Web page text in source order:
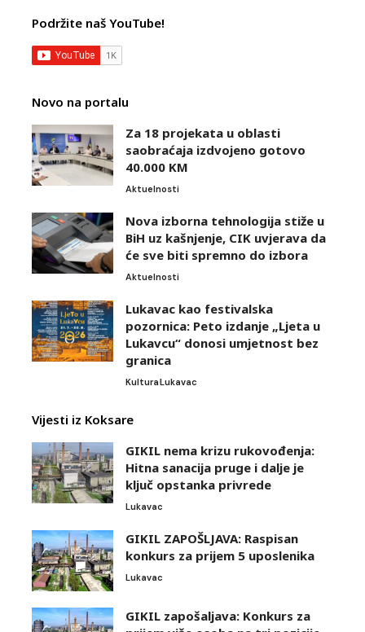
Podržite naš YouTube!
Novo na portalu
Za 18 projekata u oblasti
saobraćaja izdvojeno gotovo
40.000 KM
Aktuelnosti
Nova izborna tehnologija stiže u
BiH uz kašnjenje, CIK uvjerava da
će sve biti spremno do izbora
Aktuelnosti
Lukavac kao festivalska
pozornica: Peto izdanje „Ljeta u
Lukavcu“ donosi umjetnost bez
granica
KulturaLukavac
Vijesti iz Koksare
GIKIL nema krizu rukovođenja:
Hitna sanacija pruge i dalje je
ključ opstanka privrede
Lukavac
GIKIL ZAPOŠLJAVA: Raspisan
konkurs za prijem 5 uposlenika
Lukavac
GIKIL zapošaljava: Konkurs za